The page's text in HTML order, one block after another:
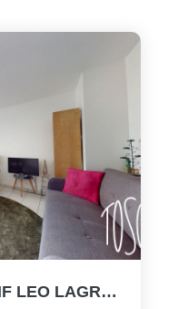
EXCLUSIVITE - VILLEJUIF LEO LAGRANGE - APPARTEMENT 2 PIECES...